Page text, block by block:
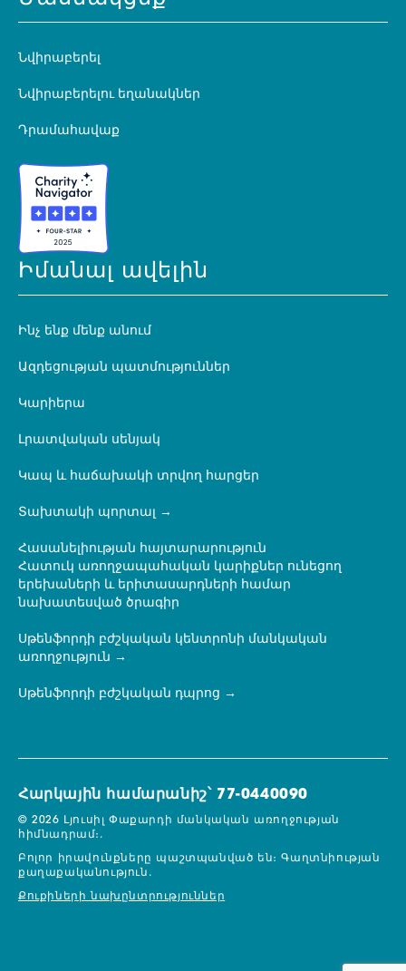
Նվիրաբերել
Նվիրաբերելու եղանակներ
Դրամահավաք
Իմանալ ավելին
Ինչ ենք մենք անում
Ազդեցության պատմություններ
Կարիերա
Լրատվական սենյակ
Կապ և հաճախակի տրվող հարցեր
Տախտակի պորտալ
Հասանելիության հայտարարություն
Հատուկ առողջապահական կարիքներ ունեցող
երեխաների և երիտասարդների համար
նախատեսված ծրագիր
Սթենֆորդի բժշկական կենտրոնի մանկական
առողջություն
Սթենֆորդի բժշկական դպրոց
Հարկային համարանիշ՝ 77-0440090
© 2026 Լյուսիլ Փաքարդի մանկական առողջության
հիմնադրամ։.
Բոլոր իրավունքները պաշտպանված են։Գաղտնիության
քաղաքականություն.
Քուքիների նախընտրություններ